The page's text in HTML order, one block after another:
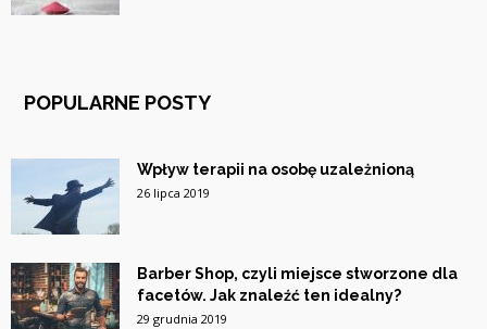
POPULARNE POSTY
Wpływ terapii na osobę uzależnioną
26 lipca 2019
Barber Shop, czyli miejsce stworzone dla
facetów. Jak znaleźć ten idealny?
29 grudnia 2019